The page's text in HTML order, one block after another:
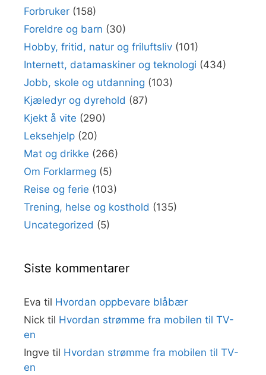
Forbruker (158)
Foreldre og barn (30)
Hobby, fritid, natur og friluftsliv (101)
Internett, datamaskiner og teknologi (434)
Jobb, skole og utdanning (103)
Kjæledyr og dyrehold (87)
Kjekt å vite (290)
Leksehjelp (20)
Mat og drikke (266)
Om Forklarmeg (5)
Reise og ferie (103)
Trening, helse og kosthold (135)
Uncategorized (5)
Siste kommentarer
Eva til Hvordan oppbevare blåbær
Nick til Hvordan strømme fra mobilen til TV-
en
Ingve til Hvordan strømme fra mobilen til TV-
en